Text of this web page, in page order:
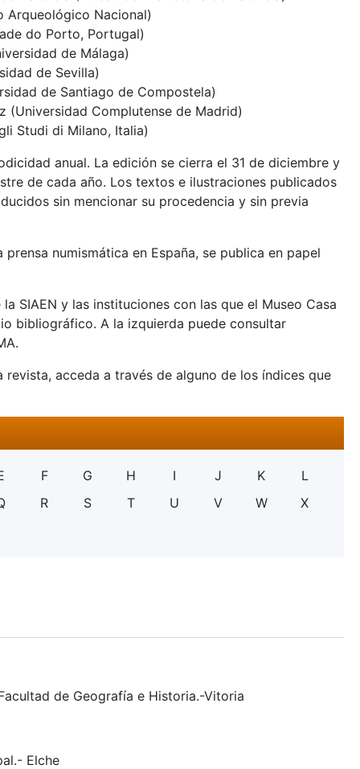
Arqueológico Nacional)
do Porto, Portugal)
de Málaga)
de Sevilla)
de Santiago de Compostela)
(Universidad Complutense de Madrid)
Studi di Milano, Italia)
anual. La edición se cierra el 31 de diciembre y
de cada año. Los textos e ilustraciones publicados
sin mencionar su procedencia y sin previa
numismática en España, se publica en papel
SIAEN y las instituciones con las que el Museo Casa
bibliográfico. A la izquierda puede consultar
revista, acceda a través de alguno de los índices que
F G H I J K
L
R S T U V W X
de Geografía e Historia.-Vitoria
Elche